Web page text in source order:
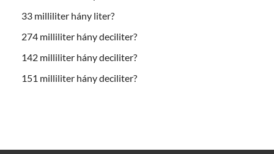
33 milliliter hány liter?
274 milliliter hány deciliter?
142 milliliter hány deciliter?
151 milliliter hány deciliter?